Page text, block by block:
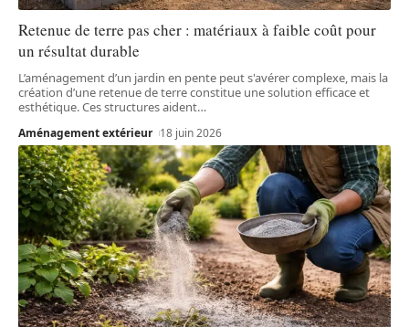
Retenue de terre pas cher : matériaux à faible coût pour
un résultat durable
L’aménagement d’un jardin en pente peut s'avérer complexe, mais la
création d’une retenue de terre constitue une solution efficace et
esthétique. Ces structures aident…
Aménagement extérieur 18 juin 2026